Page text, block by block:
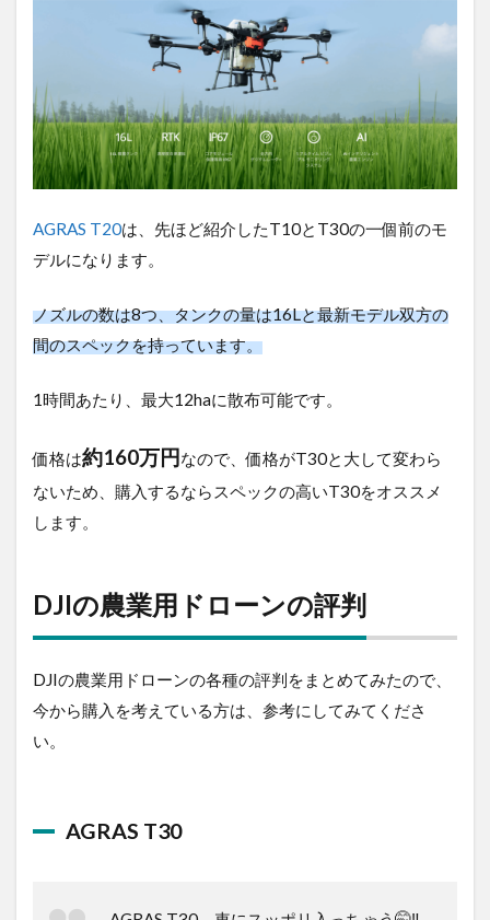
AGRAS T20は、先ほど紹介したT10とT30の一個前の
モデルになります。
ノズルの数は8つ、タンクの量は16Lと最新モデル双方
の間のスペックを持っています。
1時間あたり、最大12haに散布可能です。
約160万円
らないため、購入するならスペックの高いT30をオス
スメします。
DJIの農業用ドローンの各種の評判をまとめてみたの
で、今から購入を考えている方は、参考にしてみてく
ださい。
🤭‼️